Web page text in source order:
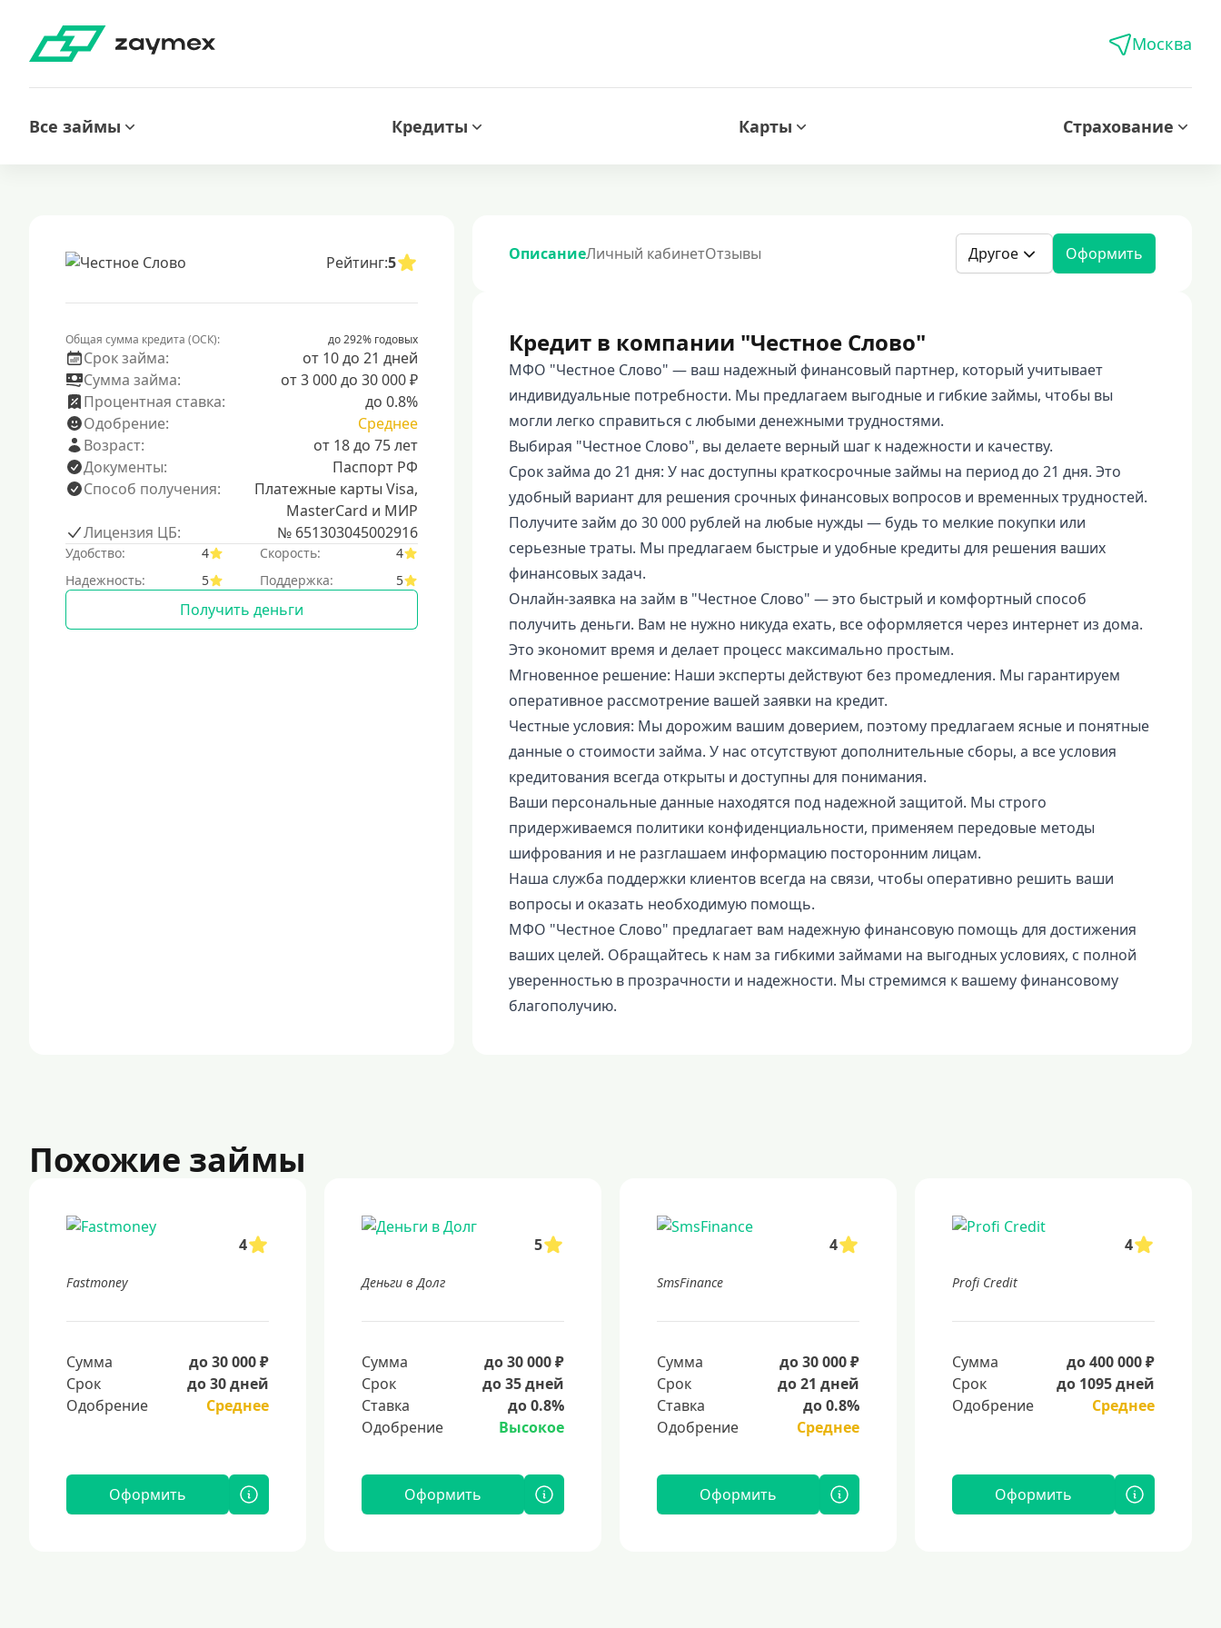
Москва
Все займы Кредиты Карты Страхование
Рейтинг:5
Общая сумма кредита (ОСК): до 292% годовых
Срок займа:
от 10 до 21 дней
Сумма займа:
от 3 000 до 30 000 ₽
Процентная ставка:
до 0.8%
Одобрение:
Среднее
Возраст:
от 18 до 75 лет
Документы:
Паспорт РФ
Способ получения:
Платежные карты Visa,
MasterCard и МИР
Лицензия ЦБ:
№ 651303045002916
Удобство: 4 Скорость:
4
Надежность:
5 Поддержка: 5
Получить деньги
ОписаниеЛичный кабинетОтзывы Другое Оформить
Кредит в компании "Честное Слово"
МФО "Честное Слово" — ваш надежный финансовый партнер, который учитывает
индивидуальные потребности. Мы предлагаем выгодные и гибкие займы, чтобы вы
могли легко справиться с любыми денежными трудностями.
Выбирая "Честное Слово", вы делаете верный шаг к надежности и качеству.
Срок займа до 21 дня: У нас доступны краткосрочные займы на период до 21 дня. Это
удобный вариант для решения срочных финансовых вопросов и временных трудностей.
Получите займ до 30 000 рублей на любые нужды — будь то мелкие покупки или
серьезные траты. Мы предлагаем быстрые и удобные кредиты для решения ваших
финансовых задач.
Онлайн-заявка на займ в "Честное Слово" — это быстрый и комфортный способ
получить деньги. Вам не нужно никуда ехать, все оформляется через интернет из дома.
Это экономит время и делает процесс максимально простым.
Мгновенное решение: Наши эксперты действуют без промедления. Мы гарантируем
оперативное рассмотрение вашей заявки на кредит.
Честные условия: Мы дорожим вашим доверием, поэтому предлагаем ясные и понятные
данные о стоимости займа. У нас отсутствуют дополнительные сборы, а все условия
кредитования всегда открыты и доступны для понимания.
Ваши персональные данные находятся под надежной защитой. Мы строго
придерживаемся политики конфиденциальности, применяем передовые методы
шифрования и не разглашаем информацию посторонним лицам.
Наша служба поддержки клиентов всегда на связи, чтобы оперативно решить ваши
вопросы и оказать необходимую помощь.
МФО "Честное Слово" предлагает вам надежную финансовую помощь для достижения
ваших целей. Обращайтесь к нам за гибкими займами на выгодных условиях, с полной
уверенностью в прозрачности и надежности. Мы стремимся к вашему финансовому
благополучию.
Похожие займы
4
Fastmoney
Сумма
до 30 000 ₽
Срок
до 30 дней
Одобрение
Среднее
Оформить
5
Деньги в Долг
Сумма
до 30 000 ₽
Срок
до 35 дней
Ставка
до 0.8%
Одобрение
Высокое
Оформить
4
SmsFinance
Сумма
до 30 000 ₽
Срок
до 21 дней
Ставка
до 0.8%
Одобрение
Среднее
Оформить
4
Profi Credit
Сумма
до 400 000 ₽
Срок
до 1095 дней
Одобрение
Среднее
Оформить